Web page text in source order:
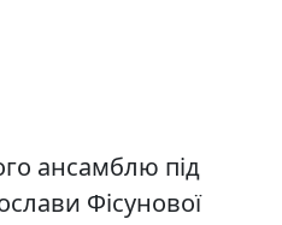
ансамблю під
Фісунової